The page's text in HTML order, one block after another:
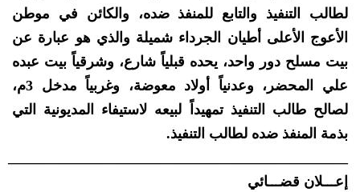
لطالب التنفيذ والتابع للمنفذ ضده، والكائن في موطن
الأعوج الأعلى أطيان الجرداء شميلة والذي هو عبارة عن
بيت مسلح دور واحد، يحده قبلياً شارع، وشرقياً بيت عبده
علي المحضر، وعدنياً أولاد معوضة، وغربياً مدخل 3م،
لصالح طالب التنفيذ تمهيداً لبيعه لاستيفاء المديونية التي
بذمة المنفذ ضده لطالب التنفيذ.
إعـــلان قضـــائي